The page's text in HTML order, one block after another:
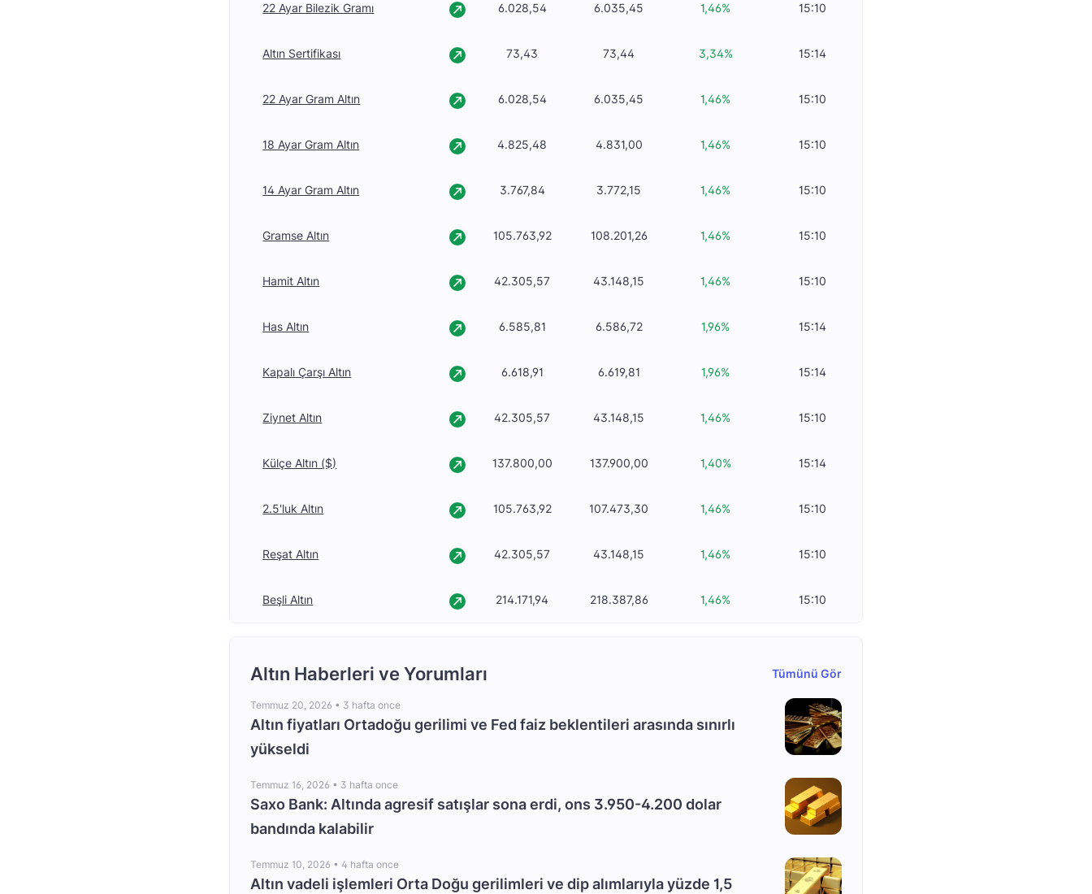
22 Ayar Bilezik Gramı 6.028,54 6.035,45 1,46% 15:10
Altın Sertifikası 73,43 73,44 3,34% 15:14
22 Ayar Gram Altın 6.028,54 6.035,45 1,46% 15:10
18 Ayar Gram Altın 4.825,48 4.831,00 1,46% 15:10
14 Ayar Gram Altın 3.767,84 3.772,15 1,46% 15:10
Gramse Altın 105.763,92 108.201,26 1,46% 15:10
Hamit Altın 42.305,57 43.148,15 1,46% 15:10
Has Altın 6.585,81 6.586,72 1,96% 15:14
Kapalı Çarşı Altın 6.618,91 6.619,81 1,96% 15:14
Ziynet Altın 42.305,57 43.148,15 1,46% 15:10
Külçe Altın ($) 137.800,00 137.900,00 1,40% 15:14
2.5'luk Altın 105.763,92 107.473,30 1,46% 15:10
Reşat Altın 42.305,57 43.148,15 1,46% 15:10
Beşli Altın 214.171,94 218.387,86 1,46% 15:10
Altın Haberleri ve Yorumları Tümünü Gör
Temmuz 20, 2026 • 3 hafta once
Altın fiyatları Ortadoğu gerilimi ve Fed faiz beklentileri arasında sınırlı
yükseldi
Temmuz 16, 2026 • 3 hafta once
Saxo Bank: Altında agresif satışlar sona erdi, ons 3.950-4.200 dolar
bandında kalabilir
Temmuz 10, 2026 •4 hafta once
Altın vadeli işlemleri Orta Doğu gerilimleri ve dip alımlarıyla yüzde 1,5